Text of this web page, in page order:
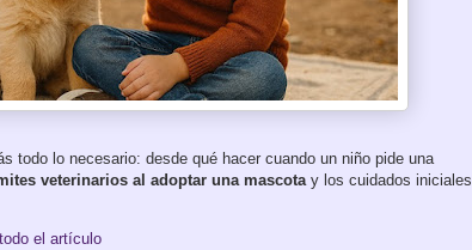
todo lo necesario: desde qué hacer cuando un niño pide una
veterinarios al adoptar una mascotay los cuidados iniciales
el artículo